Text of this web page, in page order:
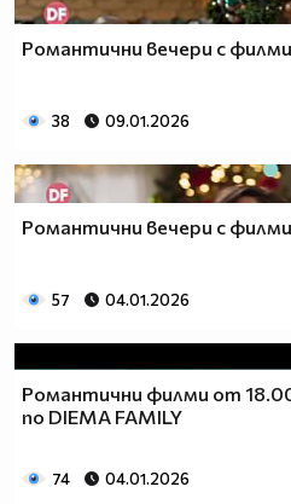
Романтични вечери с
38 09.01.2026
Романтични вечери с
57 04.01.2026
Романтични филми от
по DIEMA FAMILY
74 04.01.2026